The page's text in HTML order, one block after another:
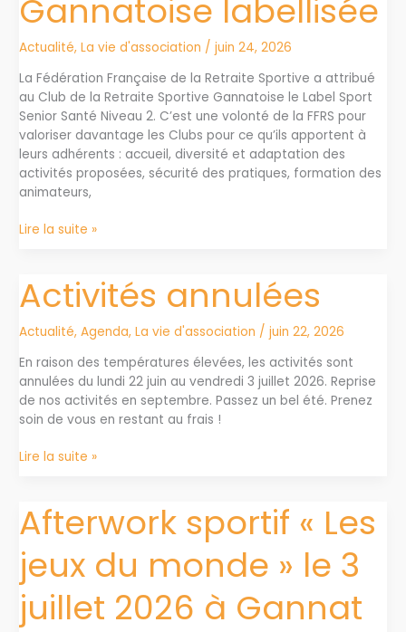
Gannatoise labellisée
Actualité,La vie d'association /juin 24, 2026
La Fédération Française de la Retraite Sportive a attribué
au Club de la Retraite Sportive Gannatoise le Label Sport
Senior Santé Niveau 2. C’est une volonté de la FFRS pour
valoriser davantage les Clubs pour ce qu’ils apportent à
leurs adhérents : accueil, diversité et adaptation des
activités proposées, sécurité des pratiques, formation des
animateurs,
La
Gannatoise
labellisée
Lire la suite »
Activités annulées
Actualité,Agenda,La vie d'association /juin 22, 2026
En raison des températures élevées, les activités sont
annulées du lundi 22 juin au vendredi 3 juillet 2026. Reprise
de nos activités en septembre. Passez un bel été. Prenez
soin de vous en restant au frais !
Activités
Lire la suite »
Afterwork sportif « Les
jeux du monde » le 3
juillet 2026 à Gannat